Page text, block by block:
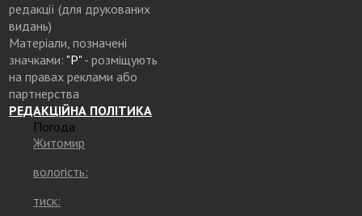
редакції (для друкованих
видань)
Матеріали, позначені
значками: "Р"- розміщують
на правах реклами або
партнерства
РЕДАКЦІЙНА ПОЛІТИКА
Погода
Житомир
вологість:
тиск: